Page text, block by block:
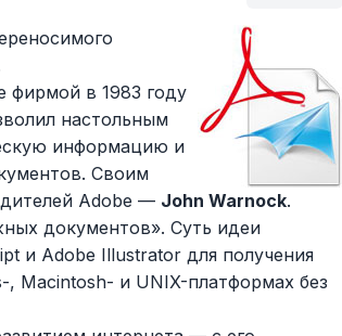
фирмой в 1983 году
настольным
информацию и
Своим
Adobe — John Warnock.
документов». Суть идеи
и Adobe Illustrator для получения
Macintosh- и UNIX-платформах без